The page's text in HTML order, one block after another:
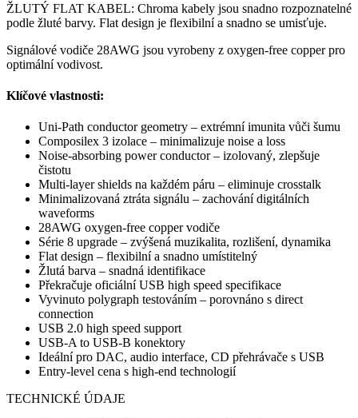
ŽLUTÝ FLAT KABEL: Chroma kabely jsou snadno rozpoznatelné
podle žluté barvy. Flat design je flexibilní a snadno se umisťuje.
Signálové vodiče 28AWG jsou vyrobeny z oxygen-free copper pro
optimální vodivost.
Klíčové vlastnosti:
Uni-Path conductor geometry – extrémní imunita vůči šumu
Composilex 3 izolace – minimalizuje noise a loss
Noise-absorbing power conductor – izolovaný, zlepšuje
čistotu
Multi-layer shields na každém páru – eliminuje crosstalk
Minimalizovaná ztráta signálu – zachování digitálních
waveforms
28AWG oxygen-free copper vodiče
Série 8 upgrade – zvýšená muzikalita, rozlišení, dynamika
Flat design – flexibilní a snadno umístitelný
Žlutá barva – snadná identifikace
Překračuje oficiální USB high speed specifikace
Vyvinuto polygraph testováním – porovnáno s direct
connection
USB 2.0 high speed support
USB-A to USB-B konektory
Ideální pro DAC, audio interface, CD přehrávače s USB
Entry-level cena s high-end technologií
TECHNICKÉ ÚDAJE